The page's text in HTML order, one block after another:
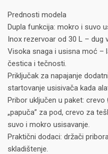
Prednosti modela
Dupla funkcija: mokro i suvo
Inox rezervoar od 30 L – dug
Visoka snaga i usisna moć –
čestica i tečnosti.
Priključak za napajanje
startovanje usisivača kada
Pribor uključen u paket:
„papuča” za pod, crevo za
suvo i mokro usisavanje.
Praktični dodaci: držači
skladištenje.